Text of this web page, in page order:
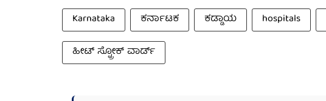
Karnataka ಕರ್ನಾಟಕ ಕಡ್ಡಾಯ hospitals
ಹೀಟ್ ಸ್ಟ್ರೋಕ್ ವಾರ್ಡ್